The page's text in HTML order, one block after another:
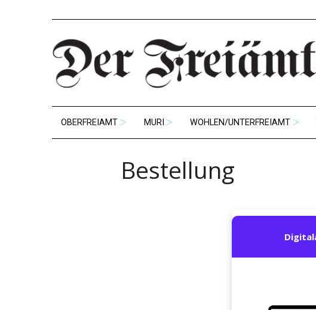
OBERFREIAMT MURI WOHLEN/UNTERFREIAMT